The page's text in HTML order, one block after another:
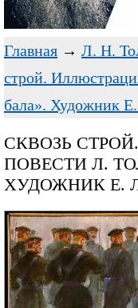
Главная → Л. Н.
строй.
бала». Художник
СКВОЗЬ
ПОВЕСТИ Л.
ХУДОЖНИК Е.